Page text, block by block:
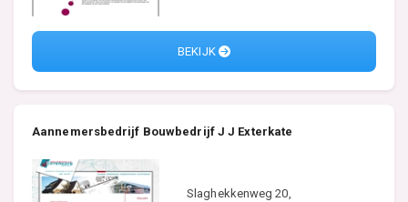
BEKIJK
Aannemersbedrijf Bouwbedrijf J J Exterkate
Slaghekkenweg 20,